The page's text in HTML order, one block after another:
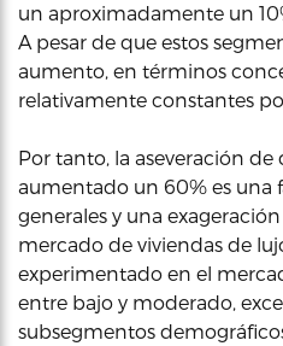
un aproximadamente un
A pesar de que estos
aumento, en términos
relativamente constantes
Por tanto, la aseveración
aumentado un 60% es una
generales y una
mercado de viviendas de
experimentado en el
entre bajo y moderado,
subsegmentos